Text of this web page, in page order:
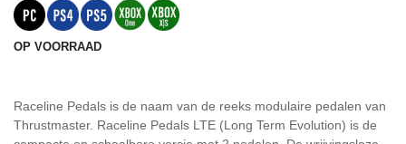
OP VOORRAAD
Raceline Pedals is de naam van de reeks modulaire pedalen van
Thrustmaster. Raceline Pedals LTE (Long Term Evolution) is de